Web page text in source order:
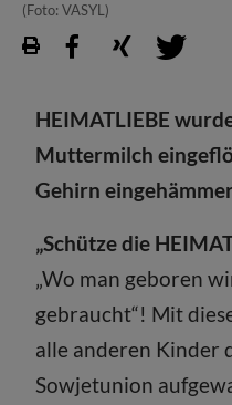
(Foto: VASYL)
HEIMATLIEBE
Muttermilch
Gehirn
„Schütze die
„Wo man geboren
gebraucht“! Mit
alle anderen Kinder
Sowjetunion